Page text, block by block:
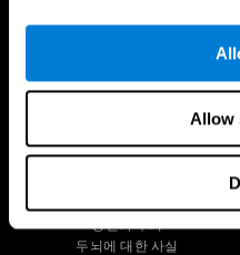
Allow
팔로
정신과 두뇌
두뇌에 대한 사실